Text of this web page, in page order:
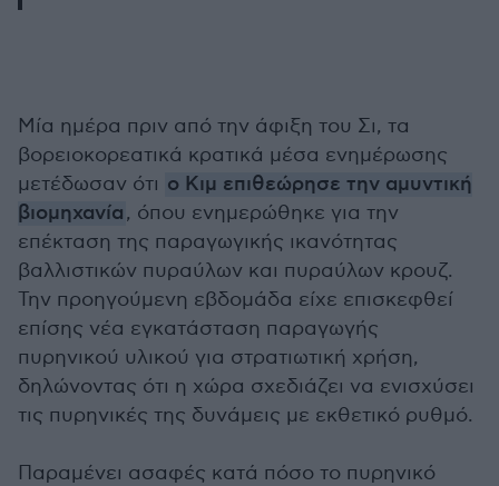
Μία ημέρα πριν από την άφιξη του Σι, τα
βορειοκορεατικά κρατικά μέσα ενημέρωσης
μετέδωσαν ότι ο Κιμ επιθεώρησε την αμυντική
βιομηχανία, όπου ενημερώθηκε για την
επέκταση της παραγωγικής ικανότητας
βαλλιστικών πυραύλων και πυραύλων κρουζ.
Την προηγούμενη εβδομάδα είχε επισκεφθεί
επίσης νέα εγκατάσταση παραγωγής
πυρηνικού υλικού για στρατιωτική χρήση,
δηλώνοντας ότι η χώρα σχεδιάζει να ενισχύσει
τις πυρηνικές της δυνάμεις με εκθετικό ρυθμό.
Παραμένει ασαφές κατά πόσο το πυρηνικό